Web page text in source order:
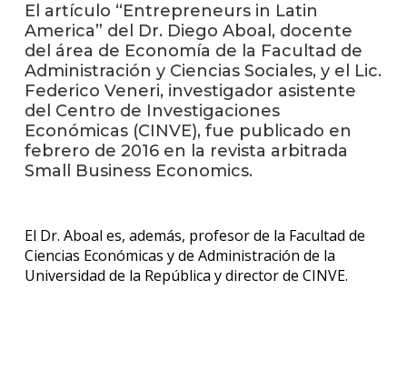
El artículo “Entrepreneurs in Latin
America” del Dr. Diego Aboal, docente
del área de Economía de la Facultad de
Administración y Ciencias Sociales, y el Lic.
Federico Veneri, investigador asistente
del Centro de Investigaciones
Económicas (CINVE), fue publicado en
febrero de 2016 en la revista arbitrada
Small Business Economics.
El Dr. Aboal es, además, profesor de la Facultad de
Ciencias Económicas y de Administración de la
Universidad de la República y director de CINVE.